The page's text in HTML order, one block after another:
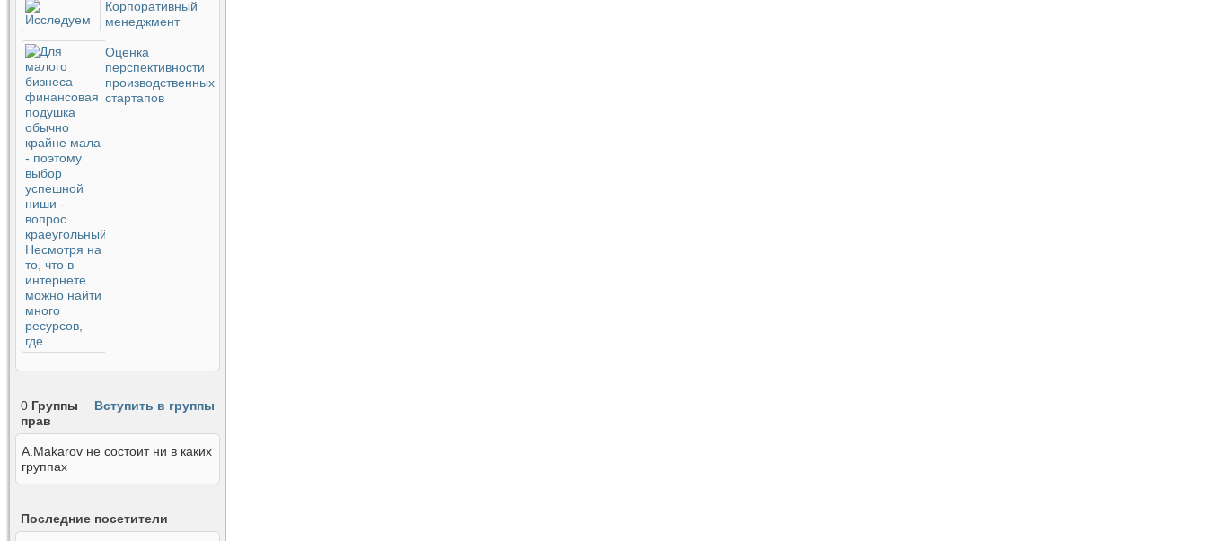
Корпоративный
менеджмент
Оценка
перспективности
производственных
стартапов
Вступить в группы
0 Группы
прав
A.Makarov не состоит ни в каких
группах
Последние посетители